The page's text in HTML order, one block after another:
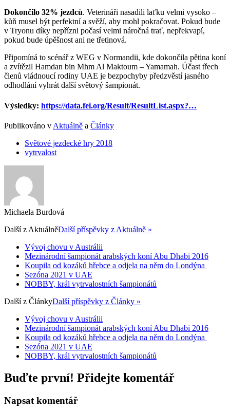
Dokončilo 32% jezdců. Veterináři nasadili laťku velmi vysoko –
kůň musel být perfektní a svěží, aby mohl pokračovat. Pokud bude
v Tryonu díky nepřízni počasí velmi náročná trať, nepřekvapí,
pokud bude úpěšnost ani ne třetinová.
Připomíná to scénář z WEG v Normandii, kde dokončila pětina koní
a zvítězil Hamdan bin Mhm Al Maktoum – Yamamah. Účast třech
členů vládnoucí rodiny UAE je bezpochyby předzvěstí jasného
odhodlání vyhrát další světový šampionát.
Výsledky: https://data.fei.org/Result/ResultList.aspx?…
Publikováno v Aktuálně a Články
Světové jezdecké hry 2018
vytrvalost
Michaela Burdová
Další z AktuálněDalší příspěvky z Aktuálně »
Vývoj chovu v Austrálii
Mezinárodní šampionát arabských koní Abu Dhabi 2016
Koupila od kozáků hřebce a odjela na něm do Londýna
Sezóna 2021 v UAE
NOBBY, král vytrvalostních šampionátů
Další z ČlánkyDalší příspěvky z Články »
Vývoj chovu v Austrálii
Mezinárodní šampionát arabských koní Abu Dhabi 2016
Koupila od kozáků hřebce a odjela na něm do Londýna
Sezóna 2021 v UAE
NOBBY, král vytrvalostních šampionátů
Buďte první! Přidejte komentář
Napsat komentář